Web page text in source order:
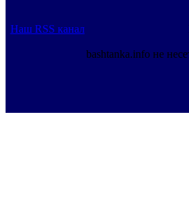
Наш RSS канал
bashtanka.info не